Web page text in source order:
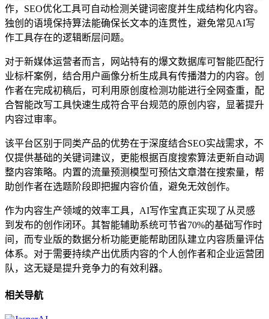
作，SEO优化工具可自动检测关键词密度并生成结构化内容。
独创的语境保持算法能确保长文本的连贯性，避免常见AI写
作工具存在的逻辑断层问题。
对于新媒体运营者而言，网站特有的爆文数据库可智能匹配行
业标杆案例，结合用户画像分析生成具有传播潜力的内容。创
作者在完成初稿后，可利用原创度检测功能进行全网查重，配
合智能改写工具快速生成符合平台规范的原创内容，显著提升
内容过审率。
该平台区别于同类产品的优势在于深度结合SEO实战需求，不
仅提供基础的关键词建议，更能根据百度搜索算法更新自动调
整内容策略。内置的流量预测模型可预估文章潜在搜索量，帮
助创作者在选题阶段即把握内容价值，避免无效创作。
作为内容生产领域的效率工具，AI写作宝真正实现了从灵感
到发布的创作闭环。其智能辅助系统可节省70%的基础写作时
间，而专业版的数据分析功能更能帮助团队建立内容质量评估
体系。对于需要持续产出优质内容的个人创作者和企业运营团
队，这无疑是提升竞争力的有效利器。
相关导航